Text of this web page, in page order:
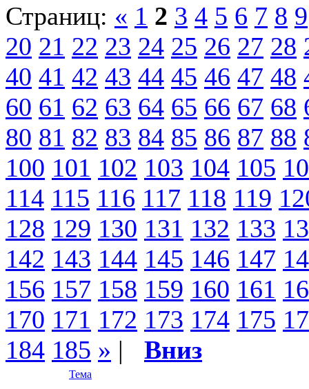
Страниц: « 1 2 3 4 5 6 7 8 9
20 21 22 23 24 25 26 27 28
40 41 42 43 44 45 46 47 48
60 61 62 63 64 65 66 67 68
80 81 82 83 84 85 86 87 88
100 101 102 103 104 105
114 115 116 117 118 119
128 129 130 131 132 133
142 143 144 145 146 147
156 157 158 159 160 161
170 171 172 173 174 175
184 185 » | Вниз
Тема